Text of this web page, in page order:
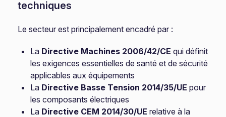
techniques
Le secteur est principalement encadré par :
La Directive Machines 2006/42/CE qui définit
les exigences essentielles de santé et de sécurité
applicables aux équipements
La Directive Basse Tension 2014/35/UE pour
les composants électriques
La Directive CEM 2014/30/UE relative à la